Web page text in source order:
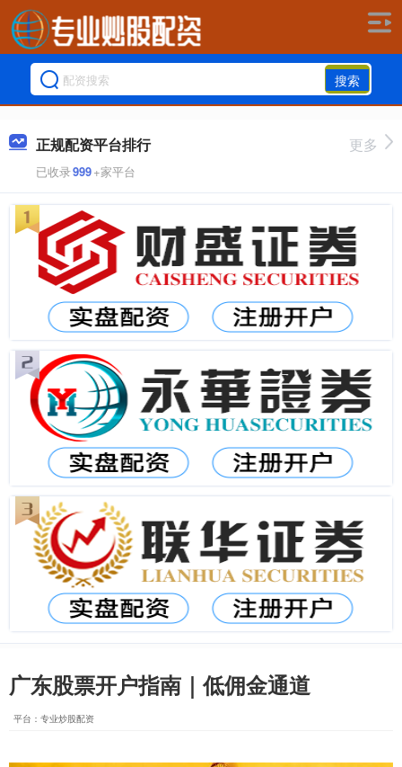
搜索
正规配资平台排行
已收录999+家平台
更多
广东股票开户指南｜低佣金通道
平台：专业炒股配资